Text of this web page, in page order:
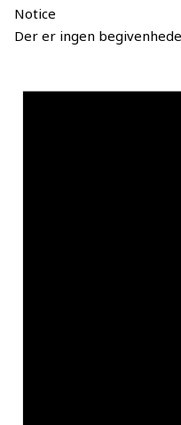
Notice
Der er ingen